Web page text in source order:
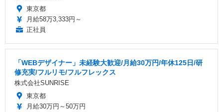
東京都
月給58万3,333円～
正社員
「WEBデザイナー」未経験大歓迎/月給30万円/年休125日/研
修充実/フルリモ/フルフレックス
株式会社SUNRISE
東京都
月給30万円～50万円